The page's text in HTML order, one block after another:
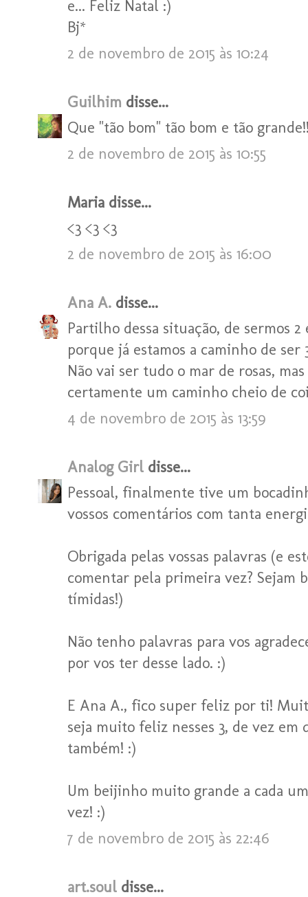
e... Feliz Natal :)
Bj*
2 de novembro de 2015 às 10:24
Guilhim disse...
Que "tão bom" tão bom e tão
2 de novembro de 2015 às 10:55
Maria disse...
<3 <3 <3
2 de novembro de 2015 às 16:00
Ana A. disse...
Partilho dessa situação, de sermos
porque já estamos a caminho de ser
Não vai ser tudo o mar de rosas,
certamente um caminho cheio de
4 de novembro de 2015 às 13:59
Analog Girl disse...
Pessoal, finalmente tive um
vossos comentários com tanta
Obrigada pelas vossas palavras (e
comentar pela primeira vez? Sejam
tímidas!)
Não tenho palavras para vos
por vos ter desse lado. :)
E Ana A., fico super feliz por ti!
seja muito feliz nesses 3, de vez em
também! :)
Um beijinho muito grande a cada
vez! :)
7 de novembro de 2015 às 22:46
art.soul disse...